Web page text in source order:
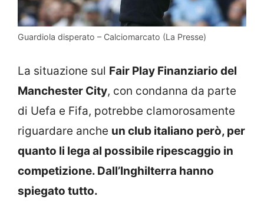
Guardiola disperato – Calciomarcato (La Presse)
La situazione sul Fair Play Finanziario del
Manchester City, con condanna da parte
di Uefa e Fifa, potrebbe clamorosamente
riguardare anche un club italiano però, per
quanto li lega al possibile ripescaggio in
competizione. Dall’Inghilterra hanno
spiegato tutto.